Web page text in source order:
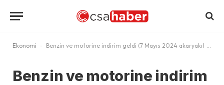
Ekonomi - Benzin ve motorine indirim geldi (7 Mayıs 2024 akaryakıt fiyatları)
Benzin ve motorine indirim